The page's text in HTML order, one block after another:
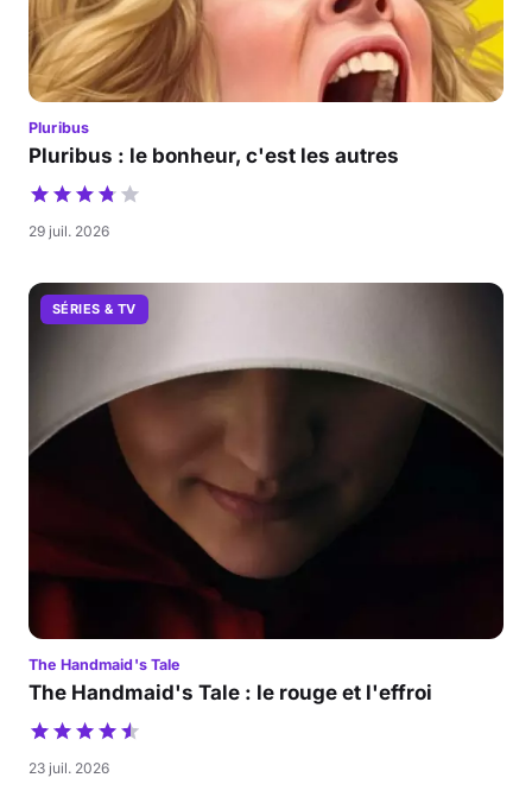
Pluribus
Pluribus : le bonheur, c'est les autres
29 juil. 2026
SÉRIES & TV
The Handmaid's Tale
The Handmaid's Tale : le rouge et l'effroi
23 juil. 2026